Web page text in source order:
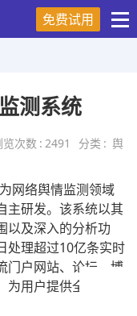
免费试用
测系统
览次数 : 2491 分类 : 舆
网络舆情监测领域
主研发。该系统以其
以及深入的分析功
处理超过10亿条实时
门户网站、论坛、博
用户提供全方位的